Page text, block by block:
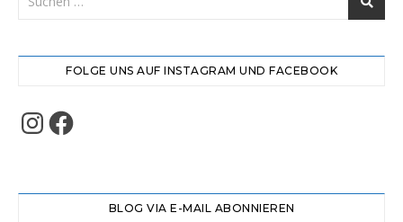
FOLGE UNS AUF INSTAGRAM UND FACEBOOK
Instagram
Facebook
BLOG VIA E-MAIL ABONNIEREN